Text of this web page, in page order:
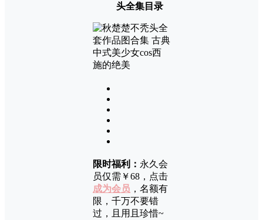
头全集目录
限时福利： 永久会
员仅需￥68，点击
成为会员 ，名额有
限，千万不要错
过，且用且珍惜~